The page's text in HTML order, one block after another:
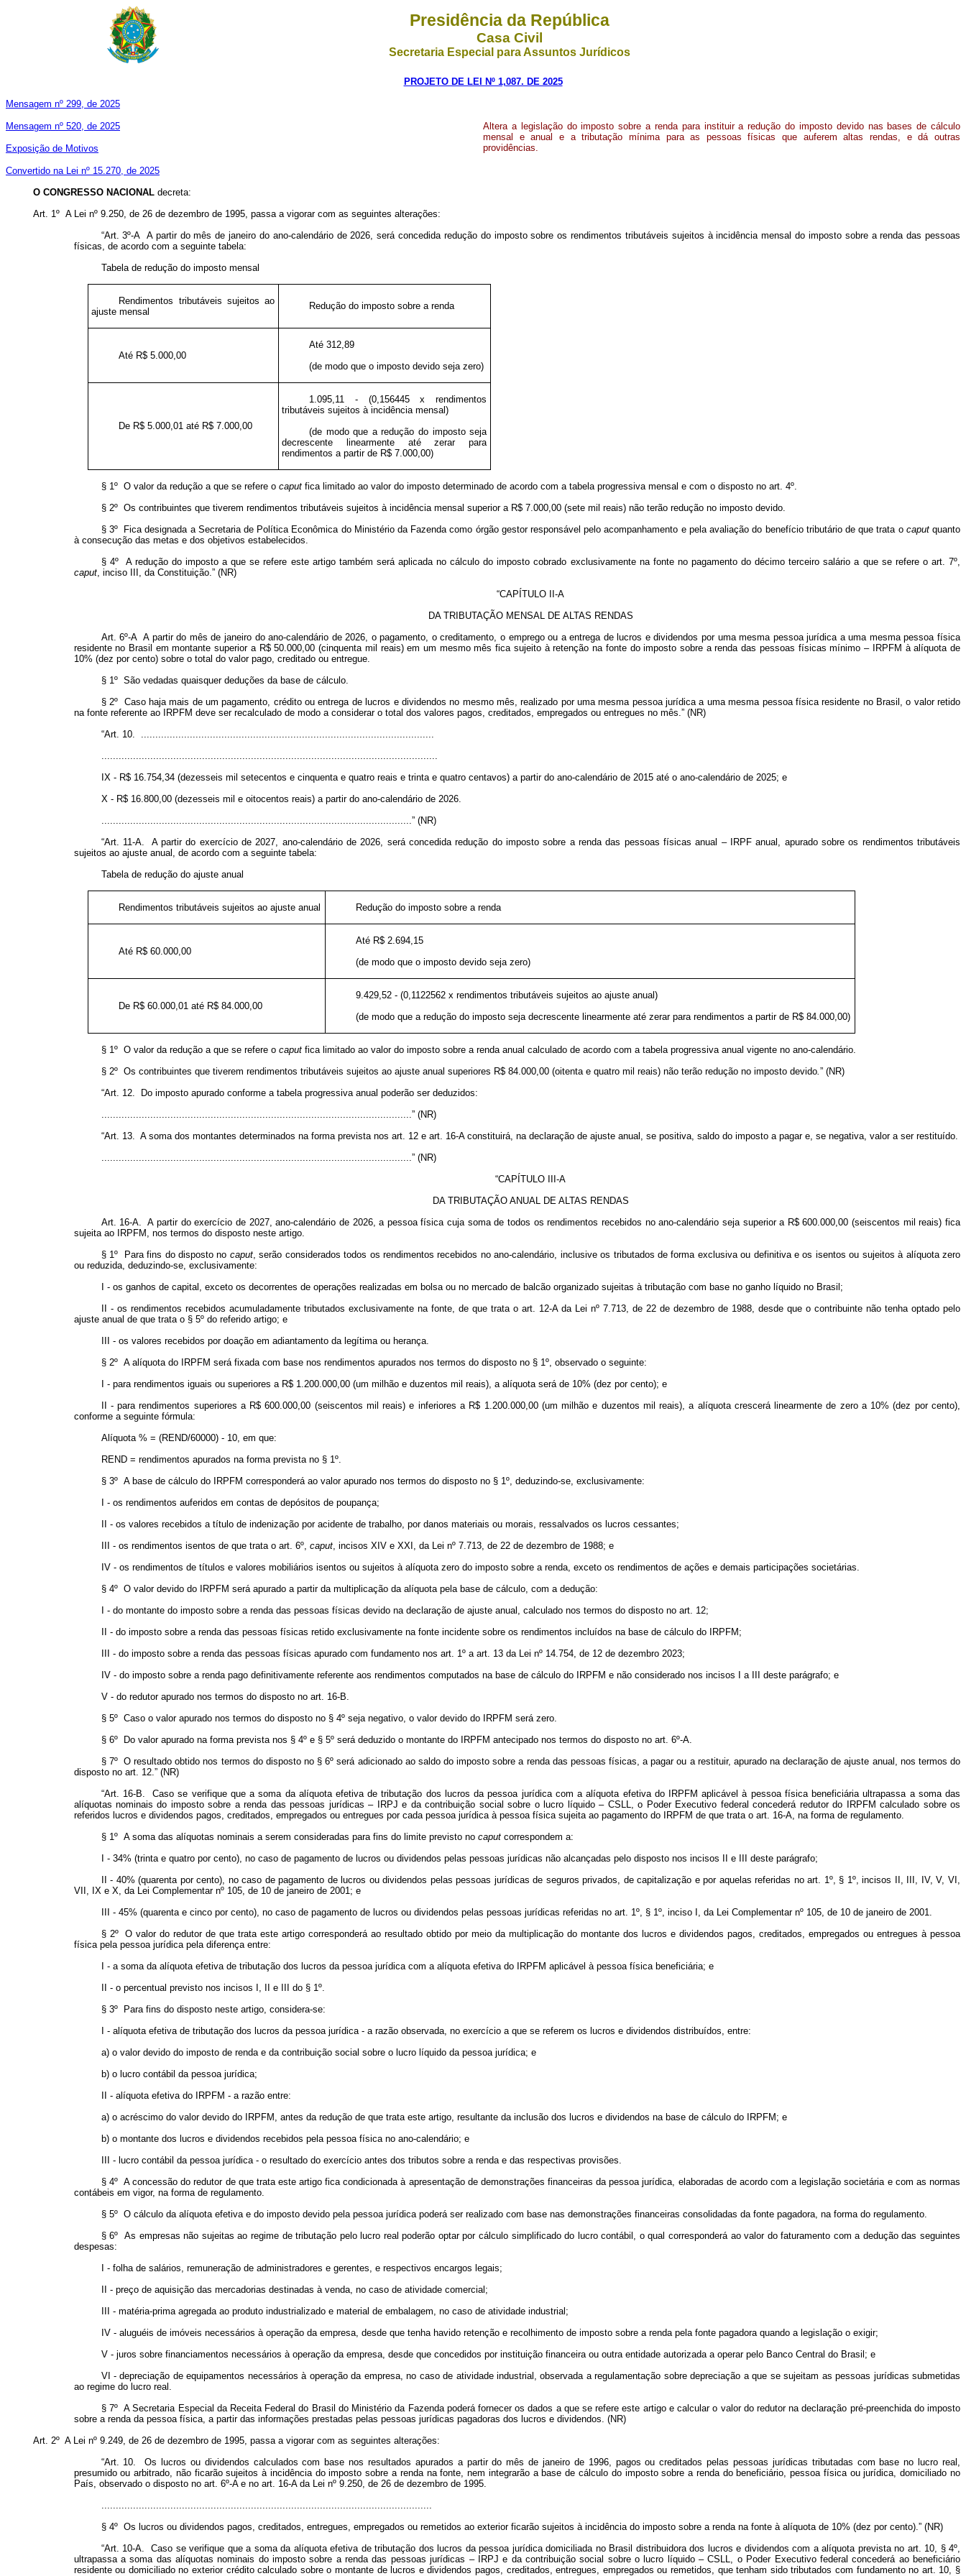
Presidência da República
Casa Civil
Secretaria Especial para Assuntos Jurídicos
PROJETO DE LEI Nº 1,087. DE 2025
Mensagem nº 299, de 2025
Mensagem nº 520, de 2025
Exposição de Motivos
Convertido na Lei nº 15.270, de 2025
Altera a legislação do imposto sobre a renda para instituir a redução do imposto devido nas bases de cálculo
mensal e anual e a tributação mínima para as pessoas físicas que auferem altas rendas, e dá outras
providências.
O CONGRESSO NACIONAL decreta:
Art. 1º A Lei nº 9.250, de 26 de dezembro de 1995, passa a vigorar com as seguintes alterações:
“Art. 3º-A A partir do mês de janeiro do ano-calendário de 2026, será concedida redução do imposto sobre os rendimentos tributáveis sujeitos à incidência mensal do imposto sobre a renda das pessoas
físicas, de acordo com a seguinte tabela:
Tabela de redução do imposto mensal
Rendimentos tributáveis sujeitos ao
ajuste mensal
Redução do imposto sobre a renda
Até R$ 5.000,00
Até 312,89
(de modo que o imposto devido seja zero)
De R$ 5.000,01 até R$ 7.000,00
1.095,11 - (0,156445 x rendimentos
tributáveis sujeitos à incidência mensal)
(de modo que a redução do imposto seja
decrescente linearmente até zerar para
rendimentos a partir de R$ 7.000,00)
§ 1º O valor da redução a que se refere o caputfica limitado ao valor do imposto determinado de acordo com a tabela progressiva mensal e com o disposto no art. 4º.
§ 2º Os contribuintes que tiverem rendimentos tributáveis sujeitos à incidência mensal superior a R$ 7.000,00 (sete mil reais) não terão redução no imposto devido.
§ 3º Fica designada a Secretaria de Política Econômica do Ministério da Fazenda como órgão gestor responsável pelo acompanhamento e pela avaliação do benefício tributário de que trata o caputquanto
à consecução das metas e dos objetivos estabelecidos.
§ 4º A redução do imposto a que se refere este artigo também será aplicada no cálculo do imposto cobrado exclusivamente na fonte no pagamento do décimo terceiro salário a que se refere o art. 7º,
caput, inciso III, da Constituição.” (NR)
“CAPÍTULO II-A
DA TRIBUTAÇÃO MENSAL DE ALTAS RENDAS
Art. 6º-A A partir do mês de janeiro do ano-calendário de 2026, o pagamento, o creditamento, o emprego ou a entrega de lucros e dividendos por uma mesma pessoa jurídica a uma mesma pessoa física
residente no Brasil em montante superior a R$ 50.000,00 (cinquenta mil reais) em um mesmo mês fica sujeito à retenção na fonte do imposto sobre a renda das pessoas físicas mínimo – IRPFM à alíquota de
10% (dez por cento) sobre o total do valor pago, creditado ou entregue.
§ 1º São vedadas quaisquer deduções da base de cálculo.
§ 2º Caso haja mais de um pagamento, crédito ou entrega de lucros e dividendos no mesmo mês, realizado por uma mesma pessoa jurídica a uma mesma pessoa física residente no Brasil, o valor retido
na fonte referente ao IRPFM deve ser recalculado de modo a considerar o total dos valores pagos, creditados, empregados ou entregues no mês.” (NR)
“Art. 10. ......................................................................................................
.....................................................................................................................
IX - R$ 16.754,34 (dezesseis mil setecentos e cinquenta e quatro reais e trinta e quatro centavos) a partir do ano-calendário de 2015 até o ano-calendário de 2025; e
X - R$ 16.800,00 (dezesseis mil e oitocentos reais) a partir do ano-calendário de 2026.
............................................................................................................” (NR)
“Art. 11-A. A partir do exercício de 2027, ano-calendário de 2026, será concedida redução do imposto sobre a renda das pessoas físicas anual – IRPF anual, apurado sobre os rendimentos tributáveis
sujeitos ao ajuste anual, de acordo com a seguinte tabela:
Tabela de redução do ajuste anual
Rendimentos tributáveis sujeitos ao ajuste anual Redução do imposto sobre a renda
Até R$ 60.000,00
Até R$ 2.694,15
(de modo que o imposto devido seja zero)
De R$ 60.000,01 até R$ 84.000,00
9.429,52 - (0,1122562 x rendimentos tributáveis sujeitos ao ajuste anual)
(de modo que a redução do imposto seja decrescente linearmente até zerar para rendimentos a partir de R$ 84.000,00)
§ 1º O valor da redução a que se refere o caputfica limitado ao valor do imposto sobre a renda anual calculado de acordo com a tabela progressiva anual vigente no ano-calendário.
§ 2º Os contribuintes que tiverem rendimentos tributáveis sujeitos ao ajuste anual superiores R$ 84.000,00 (oitenta e quatro mil reais) não terão redução no imposto devido.” (NR)
“Art. 12. Do imposto apurado conforme a tabela progressiva anual poderão ser deduzidos:
............................................................................................................” (NR)
“Art. 13. A soma dos montantes determinados na forma prevista nos art. 12 e art. 16-A constituirá, na declaração de ajuste anual, se positiva, saldo do imposto a pagar e, se negativa, valor a ser restituído.
............................................................................................................” (NR)
“CAPÍTULO III-A
DA TRIBUTAÇÃO ANUAL DE ALTAS RENDAS
Art. 16-A. A partir do exercício de 2027, ano-calendário de 2026, a pessoa física cuja soma de todos os rendimentos recebidos no ano-calendário seja superior a R$ 600.000,00 (seiscentos mil reais) fica
sujeita ao IRPFM, nos termos do disposto neste artigo.
§ 1º Para fins do disposto no caput, serão considerados todos os rendimentos recebidos no ano-calendário, inclusive os tributados de forma exclusiva ou definitiva e os isentos ou sujeitos à alíquota zero
ou reduzida, deduzindo-se, exclusivamente:
I - os ganhos de capital, exceto os decorrentes de operações realizadas em bolsa ou no mercado de balcão organizado sujeitas à tributação com base no ganho líquido no Brasil;
II - os rendimentos recebidos acumuladamente tributados exclusivamente na fonte, de que trata o art. 12-A da Lei nº 7.713, de 22 de dezembro de 1988, desde que o contribuinte não tenha optado pelo
ajuste anual de que trata o § 5º do referido artigo; e
III - os valores recebidos por doação em adiantamento da legítima ou herança.
§ 2º A alíquota do IRPFM será fixada com base nos rendimentos apurados nos termos do disposto no § 1º, observado o seguinte:
I - para rendimentos iguais ou superiores a R$ 1.200.000,00 (um milhão e duzentos mil reais), a alíquota será de 10% (dez por cento); e
II - para rendimentos superiores a R$ 600.000,00 (seiscentos mil reais) e inferiores a R$ 1.200.000,00 (um milhão e duzentos mil reais), a alíquota crescerá linearmente de zero a 10% (dez por cento),
conforme a seguinte fórmula:
Alíquota % = (REND/60000) - 10, em que:
REND = rendimentos apurados na forma prevista no § 1º.
§ 3º A base de cálculo do IRPFM corresponderá ao valor apurado nos termos do disposto no § 1º, deduzindo-se, exclusivamente:
I - os rendimentos auferidos em contas de depósitos de poupança;
II - os valores recebidos a título de indenização por acidente de trabalho, por danos materiais ou morais, ressalvados os lucros cessantes;
III - os rendimentos isentos de que trata o art. 6º, caput, incisos XIV e XXI, da Lei nº 7.713, de 22 de dezembro de 1988; e
IV - os rendimentos de títulos e valores mobiliários isentos ou sujeitos à alíquota zero do imposto sobre a renda, exceto os rendimentos de ações e demais participações societárias.
§ 4º O valor devido do IRPFM será apurado a partir da multiplicação da alíquota pela base de cálculo, com a dedução:
I - do montante do imposto sobre a renda das pessoas físicas devido na declaração de ajuste anual, calculado nos termos do disposto no art. 12;
II - do imposto sobre a renda das pessoas físicas retido exclusivamente na fonte incidente sobre os rendimentos incluídos na base de cálculo do IRPFM;
III - do imposto sobre a renda das pessoas físicas apurado com fundamento nos art. 1º a art. 13 da Lei nº 14.754, de 12 de dezembro 2023;
IV - do imposto sobre a renda pago definitivamente referente aos rendimentos computados na base de cálculo do IRPFM e não considerado nos incisos I a III deste parágrafo; e
V - do redutor apurado nos termos do disposto no art. 16-B.
§ 5º Caso o valor apurado nos termos do disposto no § 4º seja negativo, o valor devido do IRPFM será zero.
§ 6º Do valor apurado na forma prevista nos § 4º e § 5º será deduzido o montante do IRPFM antecipado nos termos do disposto no art. 6º-A.
§ 7º O resultado obtido nos termos do disposto no § 6º será adicionado ao saldo do imposto sobre a renda das pessoas físicas, a pagar ou a restituir, apurado na declaração de ajuste anual, nos termos do
disposto no art. 12.” (NR)
“Art. 16-B. Caso se verifique que a soma da alíquota efetiva de tributação dos lucros da pessoa jurídica com a alíquota efetiva do IRPFM aplicável à pessoa física beneficiária ultrapassa a soma das
alíquotas nominais do imposto sobre a renda das pessoas jurídicas – IRPJ e da contribuição social sobre o lucro líquido – CSLL, o Poder Executivo federal concederá redutor do IRPFM calculado sobre os
referidos lucros e dividendos pagos, creditados, empregados ou entregues por cada pessoa jurídica à pessoa física sujeita ao pagamento do IRPFM de que trata o art. 16-A, na forma de regulamento.
§ 1º A soma das alíquotas nominais a serem consideradas para fins do limite previsto no caputcorrespondem a:
I - 34% (trinta e quatro por cento), no caso de pagamento de lucros ou dividendos pelas pessoas jurídicas não alcançadas pelo disposto nos incisos II e III deste parágrafo;
II - 40% (quarenta por cento), no caso de pagamento de lucros ou dividendos pelas pessoas jurídicas de seguros privados, de capitalização e por aquelas referidas no art. 1º, § 1º, incisos II, III, IV, V, VI,
VII, IX e X, da Lei Complementar nº 105, de 10 de janeiro de 2001; e
III - 45% (quarenta e cinco por cento), no caso de pagamento de lucros ou dividendos pelas pessoas jurídicas referidas no art. 1º, § 1º, inciso I, da Lei Complementar nº 105, de 10 de janeiro de 2001.
§ 2º O valor do redutor de que trata este artigo corresponderá ao resultado obtido por meio da multiplicação do montante dos lucros e dividendos pagos, creditados, empregados ou entregues à pessoa
física pela pessoa jurídica pela diferença entre:
I - a soma da alíquota efetiva de tributação dos lucros da pessoa jurídica com a alíquota efetiva do IRPFM aplicável à pessoa física beneficiária; e
II - o percentual previsto nos incisos I, II e III do § 1º.
§ 3º Para fins do disposto neste artigo, considera-se:
I - alíquota efetiva de tributação dos lucros da pessoa jurídica - a razão observada, no exercício a que se referem os lucros e dividendos distribuídos, entre:
a) o valor devido do imposto de renda e da contribuição social sobre o lucro líquido da pessoa jurídica; e
b) o lucro contábil da pessoa jurídica;
II - alíquota efetiva do IRPFM - a razão entre:
a) o acréscimo do valor devido do IRPFM, antes da redução de que trata este artigo, resultante da inclusão dos lucros e dividendos na base de cálculo do IRPFM; e
b) o montante dos lucros e dividendos recebidos pela pessoa física no ano-calendário; e
III - lucro contábil da pessoa jurídica - o resultado do exercício antes dos tributos sobre a renda e das respectivas provisões.
§ 4º A concessão do redutor de que trata este artigo fica condicionada à apresentação de demonstrações financeiras da pessoa jurídica, elaboradas de acordo com a legislação societária e com as normas
contábeis em vigor, na forma de regulamento.
§ 5º O cálculo da alíquota efetiva e do imposto devido pela pessoa jurídica poderá ser realizado com base nas demonstrações financeiras consolidadas da fonte pagadora, na forma do regulamento.
§ 6º As empresas não sujeitas ao regime de tributação pelo lucro real poderão optar por cálculo simplificado do lucro contábil, o qual corresponderá ao valor do faturamento com a dedução das seguintes
despesas:
I - folha de salários, remuneração de administradores e gerentes, e respectivos encargos legais;
II - preço de aquisição das mercadorias destinadas à venda, no caso de atividade comercial;
III - matéria-prima agregada ao produto industrializado e material de embalagem, no caso de atividade industrial;
IV - aluguéis de imóveis necessários à operação da empresa, desde que tenha havido retenção e recolhimento de imposto sobre a renda pela fonte pagadora quando a legislação o exigir;
V - juros sobre financiamentos necessários à operação da empresa, desde que concedidos por instituição financeira ou outra entidade autorizada a operar pelo Banco Central do Brasil; e
VI - depreciação de equipamentos necessários à operação da empresa, no caso de atividade industrial, observada a regulamentação sobre depreciação a que se sujeitam as pessoas jurídicas submetidas
ao regime do lucro real.
§ 7º A Secretaria Especial da Receita Federal do Brasil do Ministério da Fazenda poderá fornecer os dados a que se refere este artigo e calcular o valor do redutor na declaração pré-preenchida do imposto
sobre a renda da pessoa física, a partir das informações prestadas pelas pessoas jurídicas pagadoras dos lucros e dividendos. (NR)
Art. 2º A Lei nº 9.249, de 26 de dezembro de 1995, passa a vigorar com as seguintes alterações:
“Art. 10. Os lucros ou dividendos calculados com base nos resultados apurados a partir do mês de janeiro de 1996, pagos ou creditados pelas pessoas jurídicas tributadas com base no lucro real,
presumido ou arbitrado, não ficarão sujeitos à incidência do imposto sobre a renda na fonte, nem integrarão a base de cálculo do imposto sobre a renda do beneficiário, pessoa física ou jurídica, domiciliado no
País, observado o disposto no art. 6º-A e no art. 16-A da Lei nº 9.250, de 26 de dezembro de 1995.
...................................................................................................................
§ 4º Os lucros ou dividendos pagos, creditados, entregues, empregados ou remetidos ao exterior ficarão sujeitos à incidência do imposto sobre a renda na fonte à alíquota de 10% (dez por cento).” (NR)
“Art. 10-A. Caso se verifique que a soma da alíquota efetiva de tributação dos lucros da pessoa jurídica domiciliada no Brasil distribuidora dos lucros e dividendos com a alíquota prevista no art. 10, § 4º,
ultrapassa a soma das alíquotas nominais do imposto sobre a renda das pessoas jurídicas – IRPJ e da contribuição social sobre o lucro líquido – CSLL, o Poder Executivo federal concederá ao beneficiário
residente ou domiciliado no exterior crédito calculado sobre o montante de lucros e dividendos pagos, creditados, entregues, empregados ou remetidos, que tenham sido tributados com fundamento no art. 10, §